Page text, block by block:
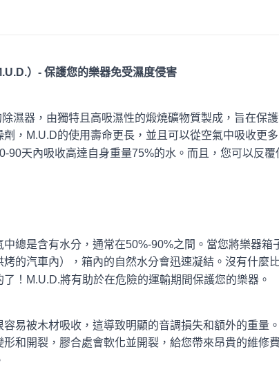
２．關於個人資料處理事
https://aftee.tw/terms/
３．未成年的使用者請事
「AFTEE先享後付」，若
任。
宅配
宅配 - 配件
每筆NT$80，滿
宅配 - 離島
國家/地區配送
）- 保護您的樂器免受濕度侵害
濕器，由獨特且高吸濕性的煅燒礦物質製成，旨在保
，M.U.D的使用壽命更長，並且可以從空氣中吸收更
90天內吸收高達自身重量75%的水。而且，您可以反覆
總是含有水分，通常在50%-90%之間。當您將樂器箱
烤的汽車內），箱內的自然水分會迅速凝結。沒有什麼
！M.U.D.將有助於在危險的運輸期間保護您的樂器。
易被木材吸收，這導致明顯的音調損失和額外的重量
和開裂，膠合處會軟化並開裂，給您帶來昂貴的維修